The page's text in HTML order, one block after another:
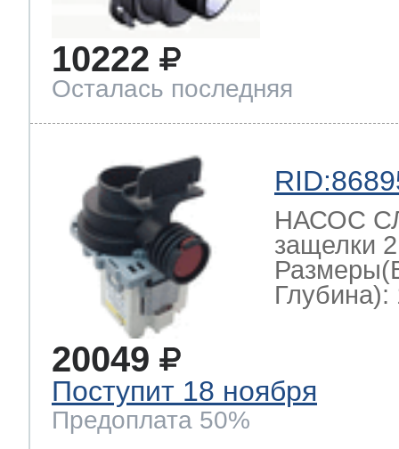
10222
Осталась последняя
НАСОС
защелки
Глубина):
20049
Поступит 18 ноября
Предоплата 50%